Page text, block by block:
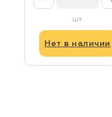
шт.
Нет в наличии